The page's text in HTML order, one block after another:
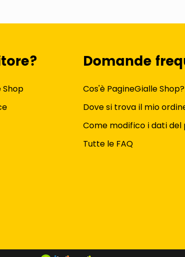
Shop
Domande
Cos'è PagineGialle Shop?
Dove si trova il mio
Come modifico i dati del
Tutte le FAQ